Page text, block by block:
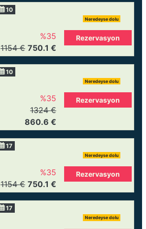
10
Neredeyse dolu
%35
1154 € 750.1 €
Rezervasyon
10
Neredeyse dolu
%35
1324 €
860.6 €
Rezervasyon
17
Neredeyse dolu
%35
1154 € 750.1 €
Rezervasyon
17
Neredeyse dolu